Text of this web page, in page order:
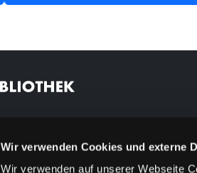
Wir verwenden Cookies und externe
Wir verwenden auf unserer Webseite
Feedback